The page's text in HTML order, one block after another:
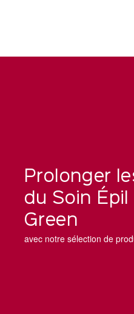
Prolonger
du Soin Épil
Green
avec notre sélection de